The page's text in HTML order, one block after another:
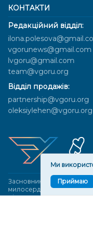
КОНТАКТИ
Редакційний відділ:
vgorunews@gmail.com
lvgoru@gmail.com
team@vgoru.org
Відділ продажів:
partnership@vgoru.org
oleksiylehen@vgoru.org
Засновник медіа «Вгору»
милосердя та здоров'я»,
рішенням №
Ми
Приймаю